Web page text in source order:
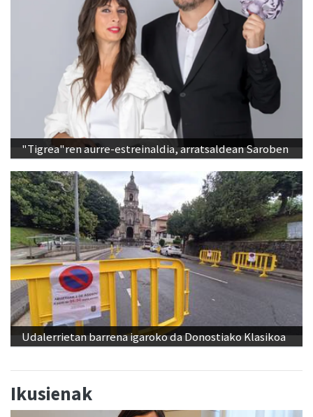
"Tigrea"ren aurre-estreinaldia, arratsaldean Saroben
Udalerrietan barrena igaroko da Donostiako Klasikoa
Ikusienak